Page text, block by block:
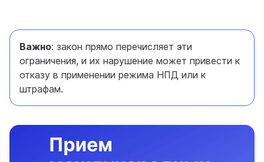
Важно: закон прямо перечисляет эти
ограничения, и их нарушение может привести к
отказу в применении режима НПД или к
штрафам.